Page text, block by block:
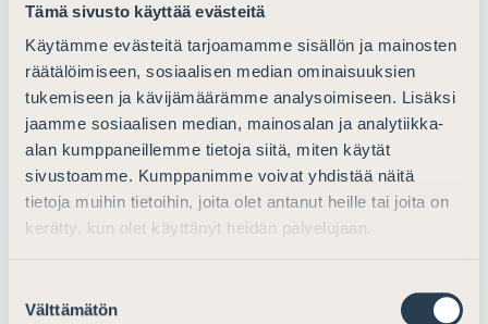
Tämä sivusto käyttää evästeitä
Käytämme evästeitä tarjoamamme sisällön ja mainosten
räätälöimiseen, sosiaalisen median ominaisuuksien
tukemiseen ja kävijämäärämme analysoimiseen. Lisäksi
jaamme sosiaalisen median, mainosalan ja analytiikka-
alan kumppaneillemme tietoja siitä, miten käytät
sivustoamme. Kumppanimme voivat yhdistää näitä
tietoja muihin tietoihin, joita olet antanut heille tai joita on
kerätty, kun olet käyttänyt heidän palvelujaan.
valinta
Välttämätön
kuitenkin useita ongelmia, joiden vuoksi keinosta
johtuvat haitat voisivat olla suuremmat kuin
saavutettavissa olevat hyödyt.
Asianajajaliiton käsityksen mukaan pääsäännön
muuttamista parempi vaihtoehto olisi laajentaa täyden
korvauksen periaatteesta säädettyjen poikkeuksien
käyttöalaa (keinot 13 ja 15).
Arviomuistiossa mainitusti olisi vastoin prosessi- ja